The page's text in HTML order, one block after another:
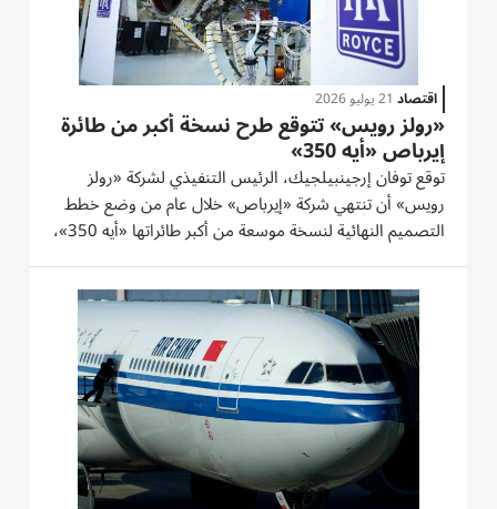
اقتصاد 21 يوليو 2026
«رولز رويس» تتوقع طرح نسخة أكبر من طائرة
إيرباص «أيه 350»
توقع توفان إرجينبيلجيك، الرئيس التنفيذي لشركة «رولز
رويس» أن تنتهي شركة «إيرباص» خلال عام من وضع خطط
التصميم النهائية لنسخة موسعة من أكبر طائراتها «أيه 350»،
في خطوة قد تفتح الباب أمام تطوير طائرة جديدة تلبي الطلب
المتزايد على الطائرات عريضة البدن. وقال إرجينبيلجيك...